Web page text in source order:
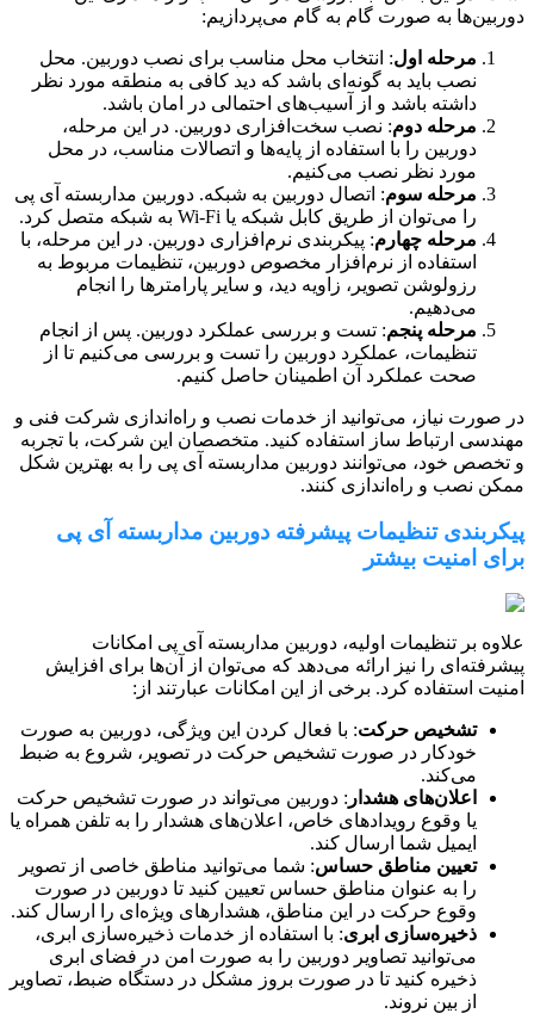
دوربین‌ها به صورت گام به گام می‌پردازیم:
مرحله اول: انتخاب محل مناسب برای نصب دوربین. محل
نصب باید به گونه‌ای باشد که دید کافی به منطقه مورد نظر
داشته باشد و از آسیب‌های احتمالی در امان باشد.
مرحله دوم: نصب سخت‌افزاری دوربین. در این مرحله،
دوربین را با استفاده از پایه‌ها و اتصالات مناسب، در محل
مورد نظر نصب می‌کنیم.
مرحله سوم: اتصال دوربین به شبکه. دوربین مداربسته آی پی
را می‌توان از طریق کابل شبکه یا Wi-Fi به شبکه متصل کرد.
مرحله چهارم: پیکربندی نرم‌افزاری دوربین. در این مرحله، با
استفاده از نرم‌افزار مخصوص دوربین، تنظیمات مربوط به
رزولوشن تصویر، زاویه دید، و سایر پارامترها را انجام
می‌دهیم.
مرحله پنجم: تست و بررسی عملکرد دوربین. پس از انجام
تنظیمات، عملکرد دوربین را تست و بررسی می‌کنیم تا از
صحت عملکرد آن اطمینان حاصل کنیم.
در صورت نیاز، می‌توانید از خدمات نصب و راه‌اندازی شرکت فنی و
مهندسی ارتباط ساز استفاده کنید. متخصصان این شرکت، با تجربه
و تخصص خود، می‌توانند دوربین مداربسته آی پی را به بهترین شکل
ممکن نصب و راه‌اندازی کنند.
پیکربندی تنظیمات پیشرفته دوربین مداربسته آی پی
برای امنیت بیشتر
علاوه بر تنظیمات اولیه، دوربین مداربسته آی پی امکانات
پیشرفته‌ای را نیز ارائه می‌دهد که می‌توان از آن‌ها برای افزایش
امنیت استفاده کرد. برخی از این امکانات عبارتند از:
تشخیص حرکت: با فعال کردن این ویژگی، دوربین به صورت
خودکار در صورت تشخیص حرکت در تصویر، شروع به ضبط
می‌کند.
اعلان‌های هشدار : دوربین می‌تواند در صورت تشخیص حرکت
یا وقوع رویدادهای خاص، اعلان‌های هشدار را به تلفن همراه یا
ایمیل شما ارسال کند.
تعیین مناطق حساس: شما می‌توانید مناطق خاصی از تصویر
را به عنوان مناطق حساس تعیین کنید تا دوربین در صورت
وقوع حرکت در این مناطق، هشدارهای ویژه‌ای را ارسال کند.
ذخیره‌سازی ابری: با استفاده از خدمات ذخیره‌سازی ابری،
می‌توانید تصاویر دوربین را به صورت امن در فضای ابری
ذخیره کنید تا در صورت بروز مشکل در دستگاه ضبط، تصاویر
از بین نروند.